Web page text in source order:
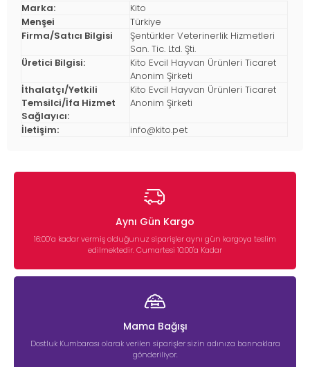
Marka:
Kito
Menşei
Türkiye
Firma/Satıcı Bilgisi
Şentürkler Veterinerlik Hizmetleri
San. Tic. Ltd. Şti.
Üretici Bilgisi:
Kito Evcil Hayvan Ürünleri Ticaret
Anonim Şirketi
İthalatçı/Yetkili
Temsilci/İfa Hizmet
Sağlayıcı:
Kito Evcil Hayvan Ürünleri Ticaret
Anonim Şirketi
İletişim: info@kito.pet
Aynı Gün Kargo
16:00’a kadar vermiş olduğunuz siparişler aynı gün kargoya teslim
edilmektedir. Cumartesi 10:00'a Kadar
Mama Bağışı
Dostluk Kumbarası olarak verilen siparişler sizin adınıza barınaklara
gönderiliyor.